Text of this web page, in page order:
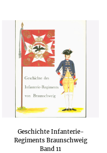
Geschichte Infanterie-
Regiments Braunschweig
Band 11